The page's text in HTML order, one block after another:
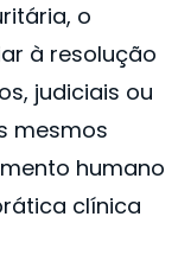
o
à resolução
judiciais ou
mesmos
humano
clínica